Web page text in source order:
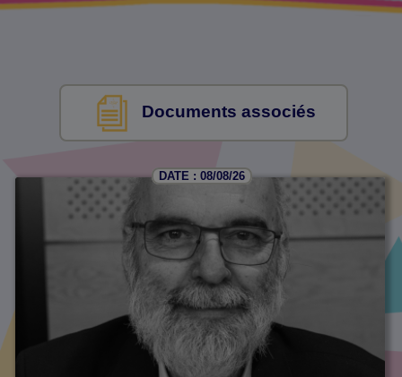
Documents associés
DATE : 08/08/26